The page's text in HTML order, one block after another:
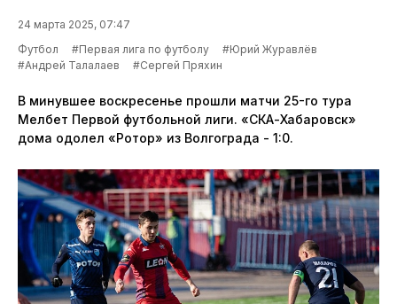
24 марта 2025, 07:47
Футбол
#Первая лига по футболу
#Юрий Журавлёв
#Андрей Талалаев
#Сергей Пряхин
В минувшее воскресенье прошли матчи 25-го тура
Мелбет Первой футбольной лиги. «СКА-Хабаровск»
дома одолел «Ротор» из Волгограда - 1:0.